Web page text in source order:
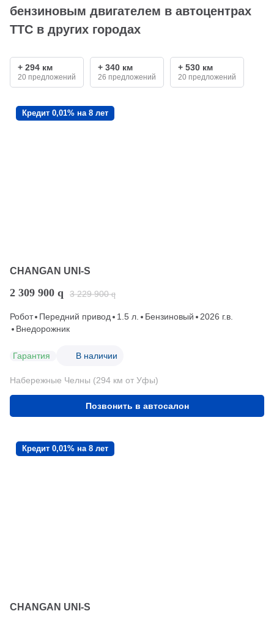
бензиновым двигателем в автоцентрах
ТТС в других городах
+ 294 км
20 предложений
+ 340 км
26 предложений
+ 530 км
20 предложений
Кредит 0,01% на 8 лет
CHANGAN UNI-S
2 309 900 q 3 229 900 q
Робот Передний привод 1.5 л. Бензиновый
2026 г.в.
Внедорожник
Гарантия В наличии
Набережные Челны (294 км от Уфы)
Позвонить в автосалон
Кредит 0,01% на 8 лет
CHANGAN UNI-S